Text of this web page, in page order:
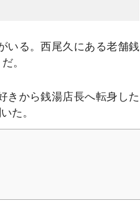
いる。西尾久にある老舗銭
だ。
きから銭湯店長へ転身した
た。